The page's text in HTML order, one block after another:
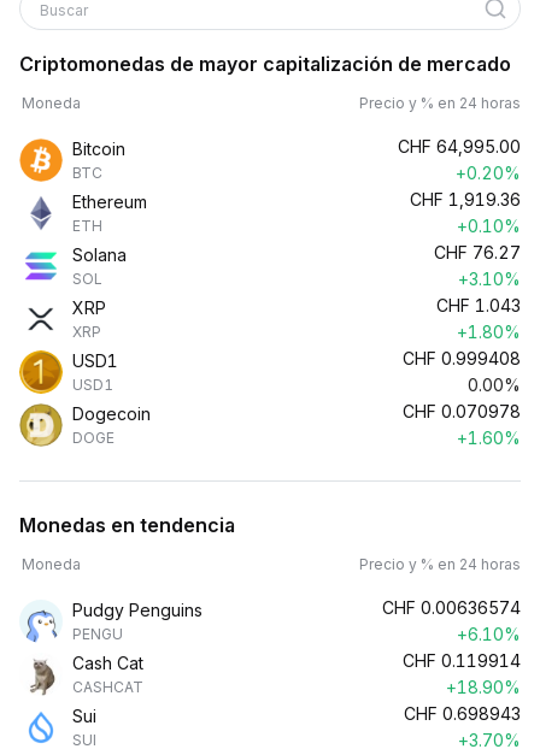
Buscar
Criptomonedas de mayor capitalización de mercado
Moneda Precio y % en 24 horas
Bitcoin
BTC
CHF 64,995.00
+0.20%
Ethereum
ETH
CHF 1,919.36
+0.10%
Solana
SOL
CHF 76.27
+3.10%
XRP
XRP
CHF 1.043
+1.80%
USD1
USD1
CHF 0.999408
0.00%
Dogecoin
DOGE
CHF 0.070978
+1.60%
Monedas en tendencia
Moneda Precio y % en 24 horas
Pudgy Penguins
PENGU
CHF 0.00636574
+6.10%
Cash Cat
CASHCAT
CHF 0.119914
+18.90%
Sui
SUI
CHF 0.698943
+3.70%